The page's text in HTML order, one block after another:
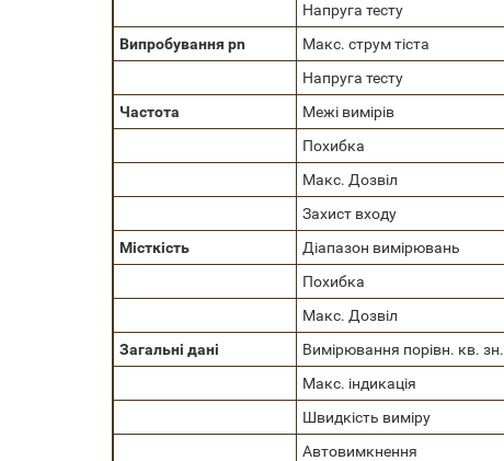
Напруга тесту
Випробування pn
Макс. струм тіста
Напруга тесту
Частота
Межі вимірів
Похибка
Макс. Дозвіл
Захист входу
Місткість
Діапазон вимірювань
Похибка
Макс. Дозвіл
Загальні дані
Вимірювання порівн. кв. зн.
Макс. індикація
Швидкість виміру
Автовимкнення